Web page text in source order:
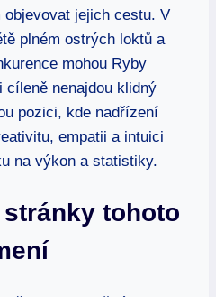
jejich cestu. V
plném ostrých loktů a
mohou Ryby
cíleně nenajdou klidný
pozici, kde nadřízení
empatii a intuici
na výkon a statistiky.
tohoto